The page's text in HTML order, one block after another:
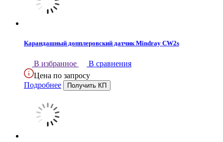
Карандашный допплеровский датчик Mindray CW2s
В избранное
В сравнения
Цена по запросу
Подробнее